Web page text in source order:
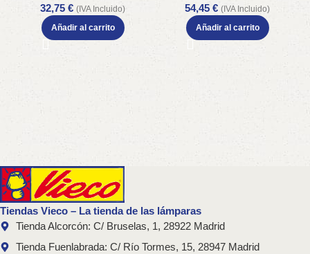
32,75 € (IVA Incluido)
Añadir al carrito
54,45 € (IVA Incluido)
Añadir al carrito
Tiendas Vieco – La tienda de las lámparas
Tienda Alcorcón: C/ Bruselas, 1, 28922 Madrid
Tienda Fuenlabrada: C/ Río Tormes, 15, 28947 Madrid